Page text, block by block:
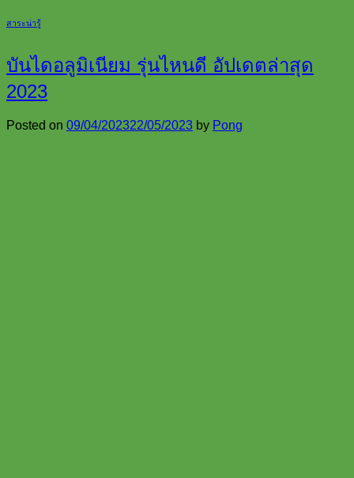
สาระน่ารู้
บันไดอลูมิเนียม รุ่นไหนดี อัปเดตล่าสุด
2023
Posted on 09/04/202322/05/2023 by Pong